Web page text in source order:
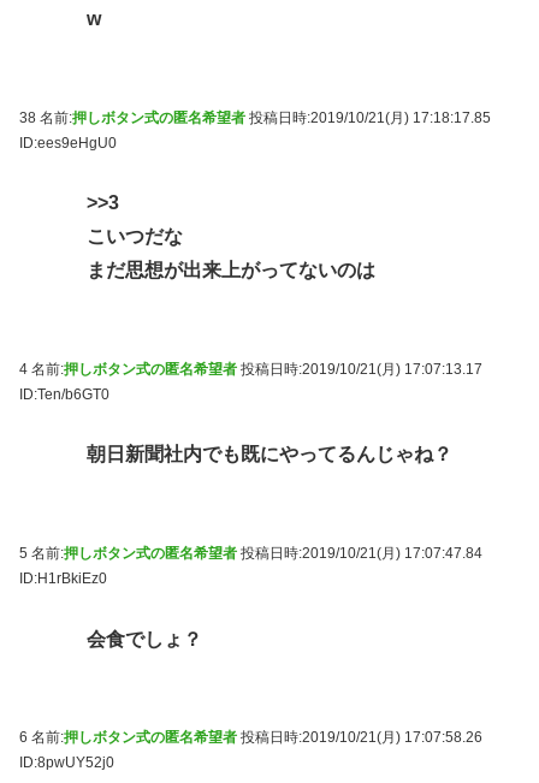
w
38 名前:押しボタン式の匿名希望者 投稿日時:2019/10/21(月) 17:18:17.85
ID:ees9eHgU0
>>3
こいつだな
まだ思想が出来上がってないのは
4 名前:押しボタン式の匿名希望者 投稿日時:2019/10/21(月) 17:07:13.17
ID:Ten/b6GT0
朝日新聞社内でも既にやってるんじゃね？
5 名前:押しボタン式の匿名希望者 投稿日時:2019/10/21(月) 17:07:47.84
ID:H1rBkiEz0
会食でしょ？
6 名前:押しボタン式の匿名希望者 投稿日時:2019/10/21(月) 17:07:58.26
ID:8pwUY52j0